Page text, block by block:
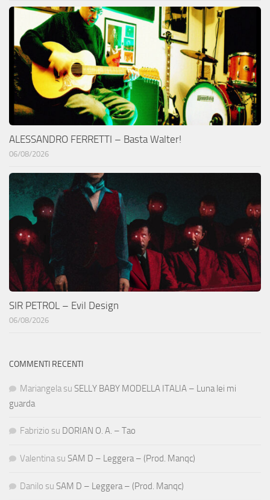
ALESSANDRO FERRETTI – Basta Walter!
06/08/2026
SIR PETROL – Evil Design
06/08/2026
COMMENTI RECENTI
Mariangela su SELLY BABY MODELLA ITALIA – Luna lei mi
guarda
Fabrizio su DORIAN O. A. – Tao
Valentina su SAM D – Leggera – (Prod. Manqc)
Danilo su SAM D – Leggera – (Prod. Manqc)